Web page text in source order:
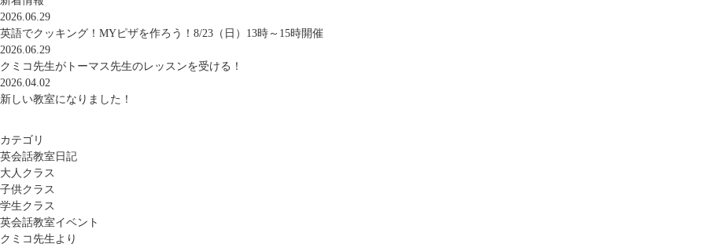
2026.06.29
英語でクッキング！MYピザを作ろう！8/23（日）13時～15時開催
2026.06.29
クミコ先生がトーマス先生のレッスンを受ける！
2026.04.02
新しい教室になりました！
カテゴリ
英会話教室日記
大人クラス
子供クラス
学生クラス
英会話教室イベント
クミコ先生より